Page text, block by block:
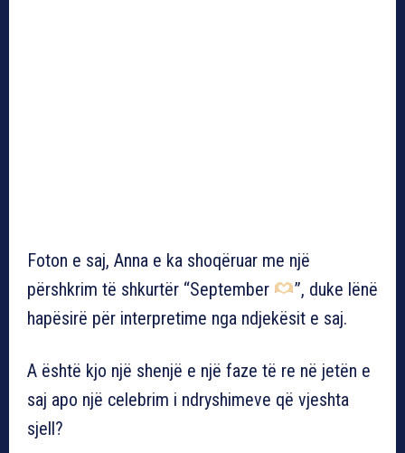
Foton e saj, Anna e ka shoqëruar me një
përshkrim të shkurtër “September
”, duke lënë
hapësirë për interpretime nga ndjekësit e saj.
A është kjo një shenjë e një faze të re në jetën e
saj apo një celebrim i ndryshimeve që vjeshta
sjell?